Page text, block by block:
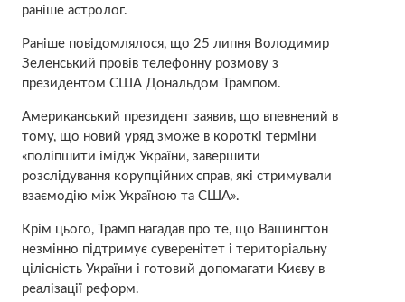
раніше астролог.
Раніше повідомлялося, що 25 липня Володимир
Зеленський провів телефонну розмову з
президентом США Дональдом Трампом.
Американський президент заявив, що впевнений в
тому, що новий уряд зможе в короткі терміни
«поліпшити імідж України, завершити
розслідування корупційних справ, які стримували
взаємодію між Україною та США».
Крім цього, Трамп нагадав про те, що Вашингтон
незмінно підтримує суверенітет і територіальну
цілісність України і готовий допомагати Києву в
реалізації реформ.